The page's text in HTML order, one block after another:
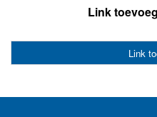
Link
Link